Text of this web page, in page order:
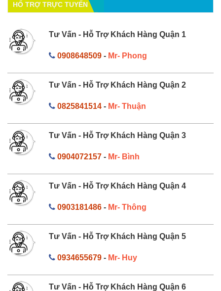
HỔ TRỢ TRỰC TUYẾN
Tư Vấn - Hỗ Trợ Khách Hàng Quận 1
0908648509- Mr- Phong
Tư Vấn - Hỗ Trợ Khách Hàng Quận 2
0825841514- Mr- Thuận
Tư Vấn - Hỗ Trợ Khách Hàng Quận 3
0904072157- Mr- Bình
Tư Vấn - Hỗ Trợ Khách Hàng Quận 4
0903181486- Mr- Thông
Tư Vấn - Hỗ Trợ Khách Hàng Quận 5
0934655679- Mr- Huy
Tư Vấn - Hỗ Trợ Khách Hàng Quận 6